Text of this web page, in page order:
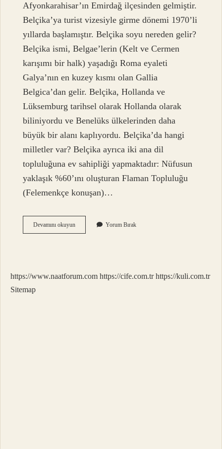
Afyonkarahisar’ın Emirdağ ilçesinden gelmiştir.
Belçika’ya turist vizesiyle girme dönemi 1970’li
yıllarda başlamıştır. Belçika soyu nereden gelir?
Belçika ismi, Belgae’lerin (Kelt ve Cermen
karışımı bir halk) yaşadığı Roma eyaleti
Galya’nın en kuzey kısmı olan Gallia
Belgica’dan gelir. Belçika, Hollanda ve
Lüksemburg tarihsel olarak Hollanda olarak
biliniyordu ve Benelüks ülkelerinden daha
büyük bir alanı kaplıyordu. Belçika’da hangi
milletler var? Belçika ayrıca iki ana dil
topluluğuna ev sahipliği yapmaktadır: Nüfusun
yaklaşık %60’ını oluşturan Flaman Topluluğu
(Felemenkçe konuşan)…
Devamını okuyunBelçika
Halkına
Yorum Bırak
https://www.naatforum.com https://cife.com.tr https://kuli.com.tr
Sitemap